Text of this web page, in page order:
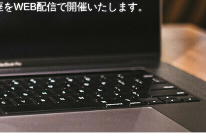
WEB配信で開催いたします。